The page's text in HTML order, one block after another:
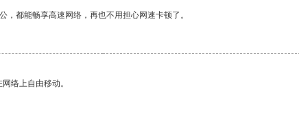
都能畅享高速网络，再也不用担心网速卡顿了。
络上自由移动。